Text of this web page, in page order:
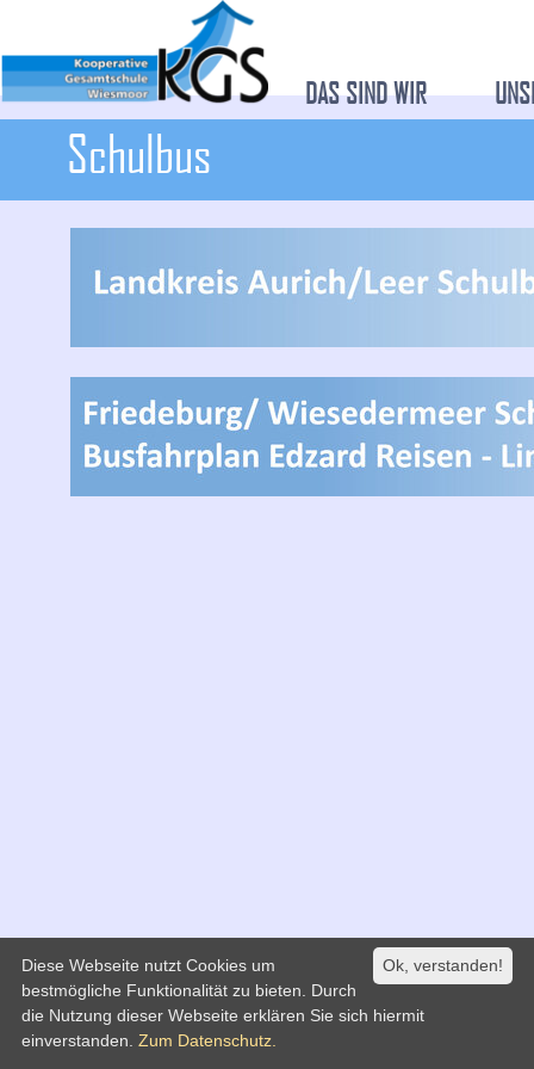
DAS SIND WIR
Schulbus
Ok, verstanden!
Diese Webseite nutzt Cookies um
bestmögliche Funktionalität zu bieten. Durch
die Nutzung dieser Webseite erklären Sie sich hiermit
einverstanden. Zum Datenschutz.